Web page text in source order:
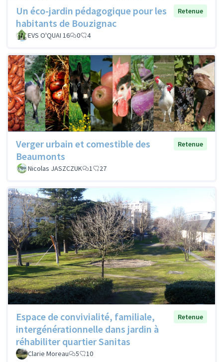
Un éco-jardin pédagogique pour les
habitants de Bouzignac
Retenue
EVS O'QUAI 16 0 4
Verger urbain et comestible des
Beaumonts
Retenue
Nicolas JASZCZUK 1 27
Espace de convivialité, familiale,
intergénérationnelle dans jardin à
réhabiliter quartier Sanitas
Retenue
Clarie Moreau 5 10